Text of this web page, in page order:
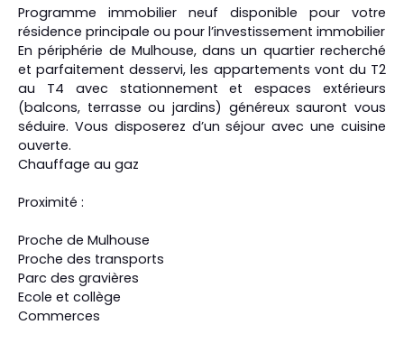
Programme immobilier neuf disponible pour votre
résidence principale ou pour l’investissement immobilier
En périphérie de Mulhouse, dans un quartier recherché
et parfaitement desservi, les appartements vont du T2
au T4 avec stationnement et espaces extérieurs
(balcons, terrasse ou jardins) généreux sauront vous
séduire. Vous disposerez d’un séjour avec une cuisine
ouverte.
Chauffage au gaz
Proximité :
Proche de Mulhouse
Proche des transports
Parc des gravières
Ecole et collège
Commerces